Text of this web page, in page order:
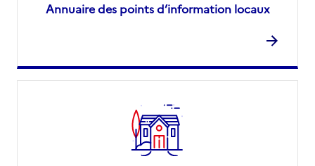
Annuaire des points d’information locaux